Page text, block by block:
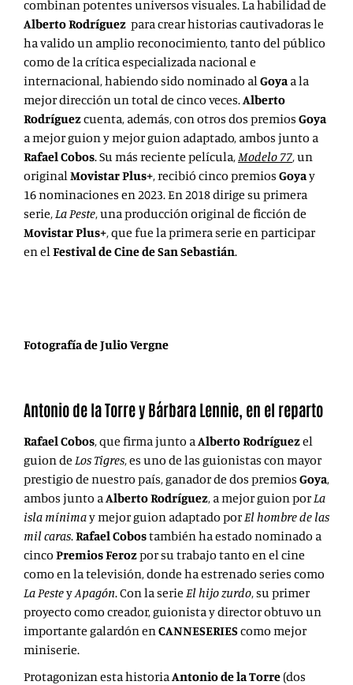
combinan potentes universos visuales. La habilidad de
Alberto Rodríguez para crear historias cautivadoras le
ha valido un amplio reconocimiento, tanto del público
como de la crítica especializada nacional e
internacional, habiendo sido nominado alGoya a la
mejor dirección un total de cinco veces.Alberto
Rodríguezcuenta, además, con otros dos premios Goya
a mejor guion y mejor guion adaptado, ambos junto a
Rafael Cobos. Su más reciente película,Modelo 77, un
originalMovistar Plus+, recibió cinco premios Goyay
16 nominaciones en 2023. En 2018 dirige su primera
serie,La Peste, una producción original de ficción de
Movistar Plus+, que fue la primera serie en participar
en elFestival de Cine de San Sebastián.
Fotografía de Julio Vergne
Antonio de la Torre y Bárbara Lennie, en el reparto
Rafael Cobos, que firma junto aAlberto Rodríguezel
guion de Los Tigres, es uno de las guionistas con mayor
prestigio de nuestro país, ganador de dos premios Goya,
ambos junto aAlberto Rodríguez, a mejor guion porLa
isla mínimay mejor guion adaptado porEl hombre de las
mil caras.Rafael Cobostambién ha estado nominado a
cinco Premios Ferozpor su trabajo tanto en el cine
como en la televisión, donde ha estrenado series como
La PesteyApagón. Con la serie El hijo zurdo, su primer
proyecto como creador, guionista y director obtuvo un
importante galardón enCANNESERIEScomo mejor
miniserie.
Protagonizan esta historiaAntonio de la Torre (dos